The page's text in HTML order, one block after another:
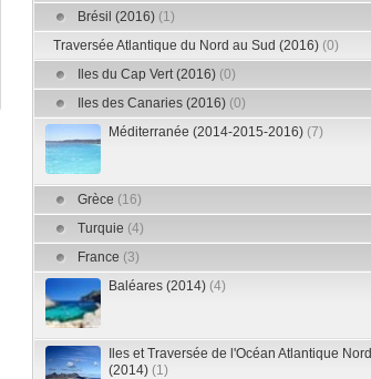
Brésil (2016) (1)
Traversée Atlantique du Nord au Sud (2016) (0)
Iles du Cap Vert (2016) (0)
Iles des Canaries (2016) (0)
Méditerranée (2014-2015-2016) (7)
Grèce (16)
Turquie (4)
France (3)
Baléares (2014) (4)
Iles et Traversée de l'Océan Atlantique Nord
(2014) (1)